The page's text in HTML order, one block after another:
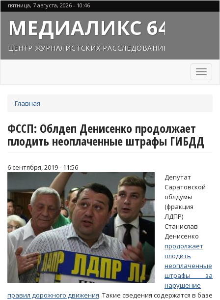
Перейти
к
основному
содержанию
пятница, 7 августа, 2026 - 10:46
МЕДИАЛИКС 64
ЦЕНТР ЖУРНАЛИСТСКИХ РАССЛЕДОВАНИЙ
Toggle
здесь
Главная
ФССП: Облдеп Денисенко продолжает
плодить неоплаченные штрафы ГИБДД
6 сентября, 2019 - 11:56
Депутат
Саратовской
облдумы
(фракция
ЛДПР)
Станислав
Денисенко
продолжает
плодить
неоплаченные
штрафы за
нарушение
правил дорожного движения. Такие сведения содержатся в базе